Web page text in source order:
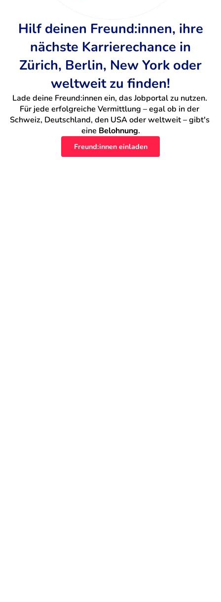
Hilf deinen Freund:innen, ihre
nächste Karrierechance in
Zürich, Berlin, New York oder
weltweit zu finden!
Lade deine Freund:innen ein, das Jobportal zu nutzen.
Für jede erfolgreiche Vermittlung – egal ob in der
Schweiz, Deutschland, den USA oder weltweit – gibt's
eine Belohnung.
Freund:innen einladen